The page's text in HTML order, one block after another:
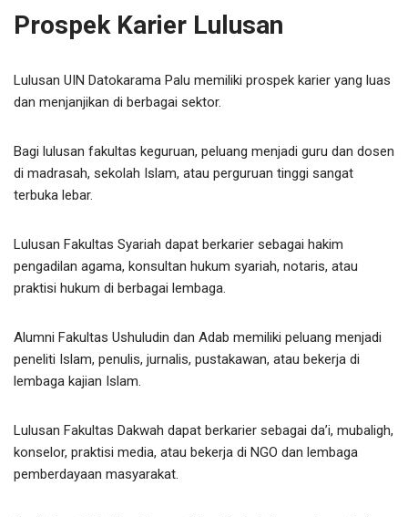
Prospek Karier Lulusan
Lulusan UIN Datokarama Palu memiliki prospek karier yang luas
dan menjanjikan di berbagai sektor.
Bagi lulusan fakultas keguruan, peluang menjadi guru dan dosen
di madrasah, sekolah Islam, atau perguruan tinggi sangat
terbuka lebar.
Lulusan Fakultas Syariah dapat berkarier sebagai hakim
pengadilan agama, konsultan hukum syariah, notaris, atau
praktisi hukum di berbagai lembaga.
Alumni Fakultas Ushuludin dan Adab memiliki peluang menjadi
peneliti Islam, penulis, jurnalis, pustakawan, atau bekerja di
lembaga kajian Islam.
Lulusan Fakultas Dakwah dapat berkarier sebagai da’i, mubaligh,
konselor, praktisi media, atau bekerja di NGO dan lembaga
pemberdayaan masyarakat.